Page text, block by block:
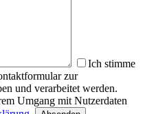
Ich stimme
zur
und verarbeitet werden.
Umgang mit Nutzerdaten